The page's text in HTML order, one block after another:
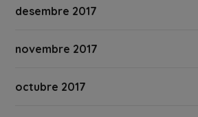
desembre 2017
novembre 2017
octubre 2017